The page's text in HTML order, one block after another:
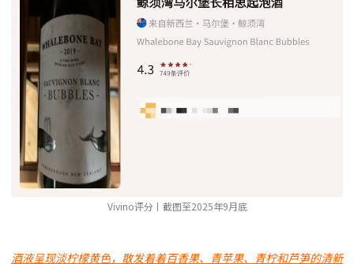
Vivino评分丨截图至2025年9月底
酒液呈现淡柠檬黄色，散发着着百香果、青苹果、青柠和芦笋的清新